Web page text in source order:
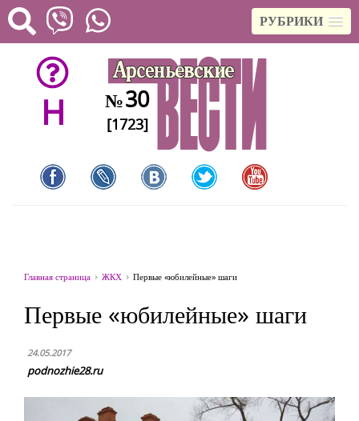
РУБРИКИ
H №30
[1723]
Главная страница ЖКХ Первые «юбилейные» шаги
Первые «юбилейные» шаги
24.05.2017
podnozhie28.ru